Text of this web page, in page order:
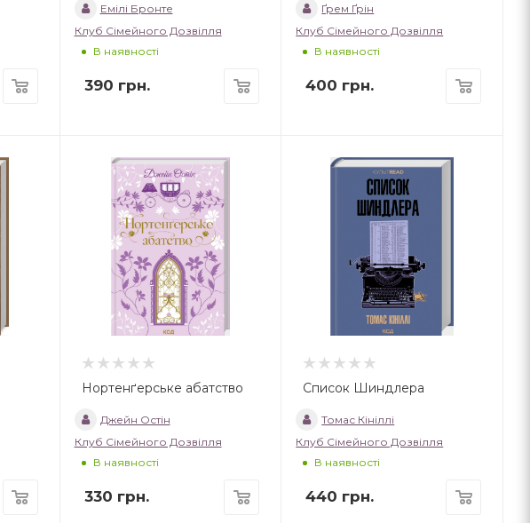
Емілі Бронте
Клуб Сімейного Дозвілля
В наявності
390 грн.
Ґрем Ґрін
Клуб Сімейного Дозвілля
В наявності
400 грн.
Нортенґерське абатство
Джейн Остін
Клуб Сімейного Дозвілля
В наявності
330 грн.
Список Шиндлера
Томас Кініллі
Клуб Сімейного Дозвілля
В наявності
440 грн.